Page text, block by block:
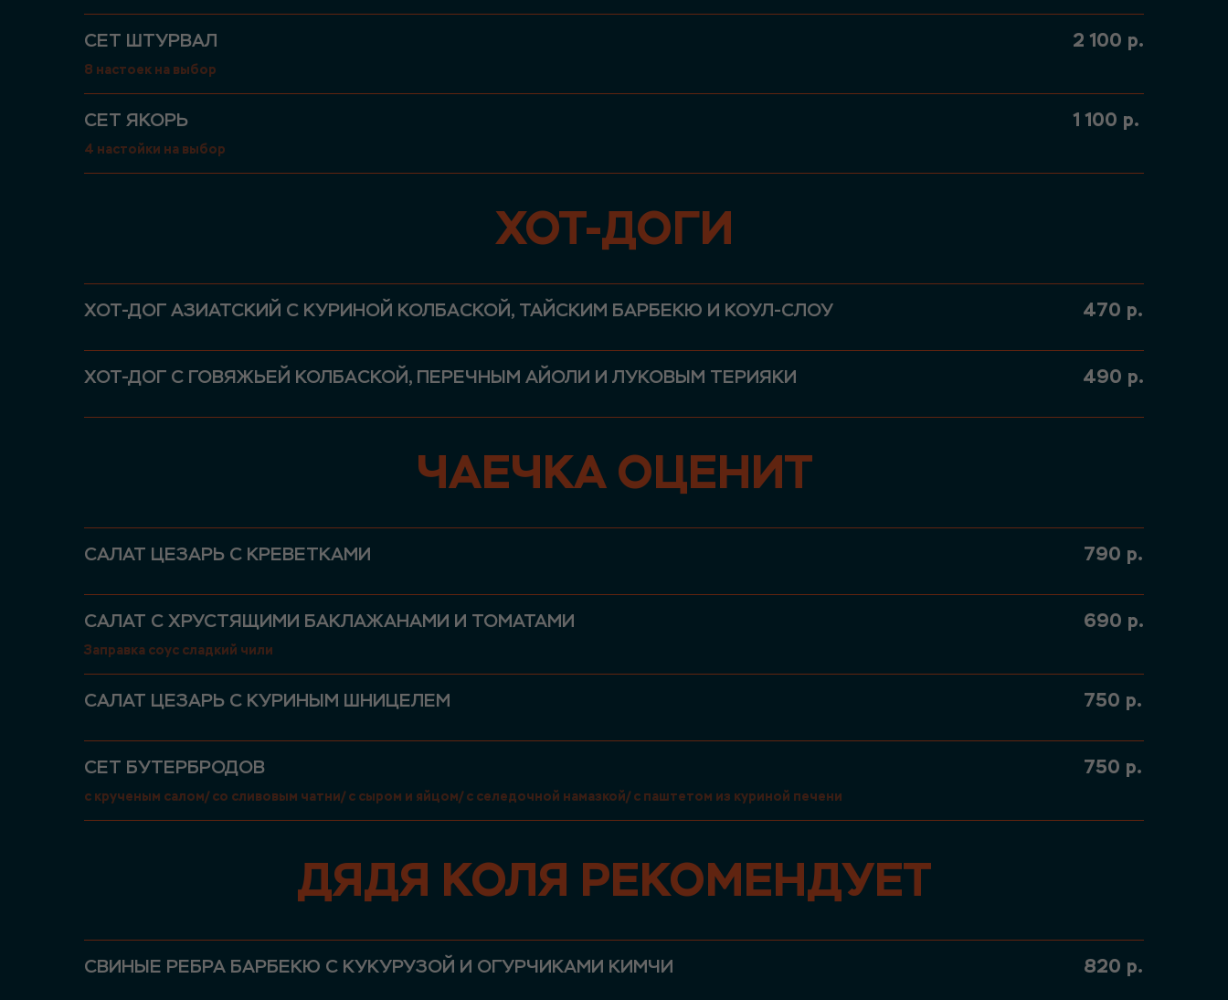
СЕТ ШТУРВАЛ
8 настоек на выбор
2 100 р.
СЕТ ЯКОРЬ
4 настойки на выбор
1 100 р.
ХОТ-ДОГИ
ХОТ-ДОГ АЗИАТСКИЙ С КУРИНОЙ КОЛБАСКОЙ, ТАЙСКИМ БАРБЕКЮ И КОУЛ-СЛОУ 470 р.
ХОТ-ДОГ С ГОВЯЖЬЕЙ КОЛБАСКОЙ, ПЕРЕЧНЫМ АЙОЛИ И ЛУКОВЫМ ТЕРИЯКИ 490 р.
ЧАЕЧКА ОЦЕНИТ
САЛАТ ЦЕЗАРЬ С КРЕВЕТКАМИ 790 р.
САЛАТ С ХРУСТЯЩИМИ БАКЛАЖАНАМИ И ТОМАТАМИ
Заправка соус сладкий чили
690 р.
САЛАТ ЦЕЗАРЬ С КУРИНЫМ ШНИЦЕЛЕМ 750 р.
СЕТ БУТЕРБРОДОВ
с крученым салом/ со сливовым чатни/ с сыром и яйцом/ с селедочной намазкой/ с паштетом из куриной печени
750 р.
ДЯДЯ КОЛЯ РЕКОМЕНДУЕТ
СВИНЫЕ РЕБРА БАРБЕКЮ С КУКУРУЗОЙ И ОГУРЧИКАМИ КИМЧИ 820 р.